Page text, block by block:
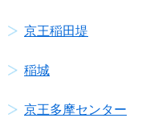
京王稲田堤
稲城
京王多摩センター